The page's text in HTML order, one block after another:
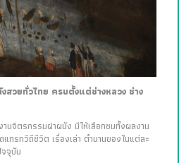
วยทั่วไทย ครบตั้งแต่ช่างหลวง ช่าง
นจิตรกรรมฝาผนัง มีให้เลือกชมทั้งผลงาน
ทรกวิถีชีวิต เรื่องเล่า ตำนานของในแต่ละ
จุบัน